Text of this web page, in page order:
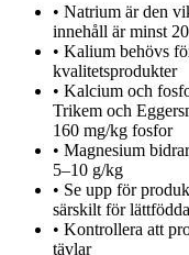
• Natrium är den
innehåll är minst
• Kalium behövs
kvalitetsprodukter
• Kalcium och
Trikem och
160 mg/kg fosfor
• Magnesium
5–10 g/kg
• Se upp för
särskilt för
• Kontrollera att
tävlar